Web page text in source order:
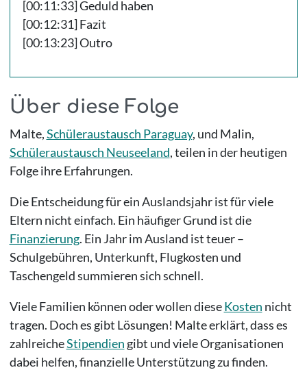
[00:11:33] Geduld haben
[00:12:31] Fazit
[00:13:23] Outro
Über diese Folge
Malte,Schüleraustausch Paraguay, und Malin,
Schüleraustausch Neuseeland, teilen in der heutigen
Folge ihre Erfahrungen.
Die Entscheidung für ein Auslandsjahr ist für viele
Eltern nicht einfach. Ein häufiger Grund ist die
Finanzierung. Ein Jahr im Ausland ist teuer –
Schulgebühren, Unterkunft, Flugkosten und
Taschengeld summieren sich schnell.
Viele Familien können oder wollen dieseKosten nicht
tragen. Doch es gibt Lösungen! Malte erklärt, dass es
zahlreicheStipendien gibt und viele Organisationen
dabei helfen, finanzielle Unterstützung zu finden.